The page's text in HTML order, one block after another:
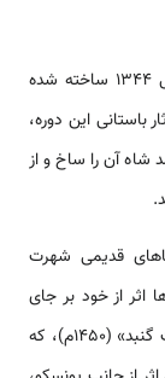
«مسجد آدینه» در پاندورا توسط اسکندر شاه در سال 1344 ساخته شده
این دوره،
آن را ساخ و از
قدیمی‌ شهرت
از خود بر جای
گذاشته است ؛ از آن جمله می‌توان به مسجد «شصت گنبد» (1450م)، که